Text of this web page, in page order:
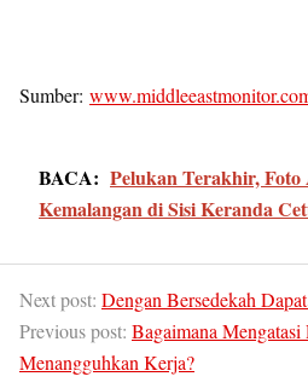
Sumber:
BACA: Pelukan Terakhir,
Kemalangan di Sisi Keranda
Next post: Dengan Bersedekah
Previous post: Bagaimana
Menangguhkan Kerja?